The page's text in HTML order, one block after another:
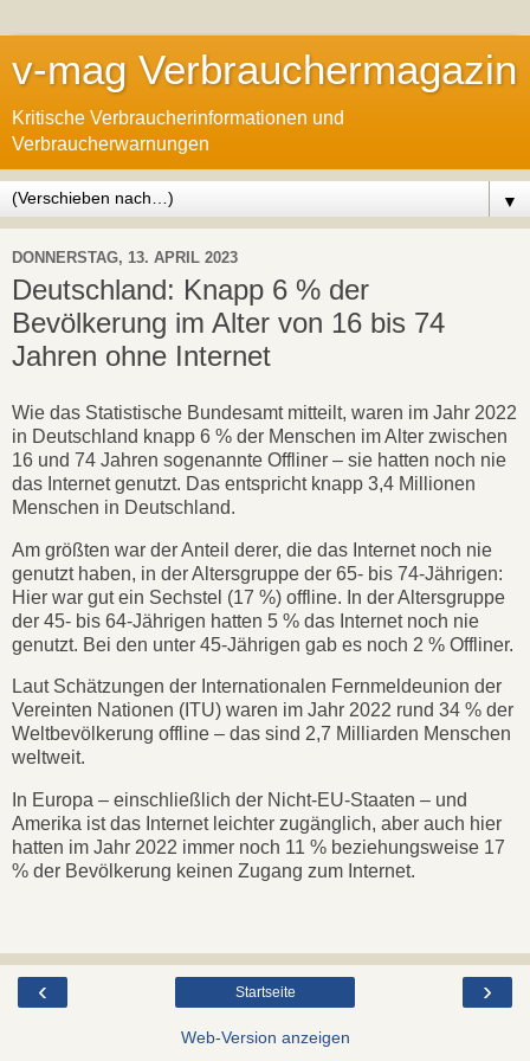
v-mag Verbrauchermagazin
Kritische Verbraucherinformationen und
Verbraucherwarnungen
▼
DONNERSTAG, 13. APRIL 2023
Deutschland: Knapp 6 % der
Bevölkerung im Alter von 16 bis 74
Jahren ohne Internet
Wie das Statistische Bundesamt mitteilt, waren im Jahr 2022
in Deutschland knapp 6 % der Menschen im Alter zwischen
16 und 74 Jahren sogenannte Offliner – sie hatten noch nie
das Internet genutzt. Das entspricht knapp 3,4 Millionen
Menschen in Deutschland.
Am größten war der Anteil derer, die das Internet noch nie
genutzt haben, in der Altersgruppe der 65- bis 74-Jährigen:
Hier war gut ein Sechstel (17 %) offline. In der Altersgruppe
der 45- bis 64-Jährigen hatten 5 % das Internet noch nie
genutzt. Bei den unter 45-Jährigen gab es noch 2 % Offliner.
Laut Schätzungen der Internationalen Fernmeldeunion der
Vereinten Nationen (ITU) waren im Jahr 2022 rund 34 % der
Weltbevölkerung offline – das sind 2,7 Milliarden Menschen
weltweit.
In Europa – einschließlich der Nicht-EU-Staaten – und
Amerika ist das Internet leichter zugänglich, aber auch hier
hatten im Jahr 2022 immer noch 11 % beziehungsweise 17
% der Bevölkerung keinen Zugang zum Internet.
‹ ›
Startseite
Web-Version anzeigen